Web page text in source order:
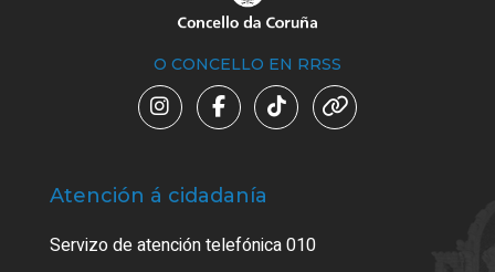
O CONCELLO EN RRSS
Atención á cidadanía
Servizo de atención telefónica 010